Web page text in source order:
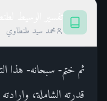
محمد سيد طنطاوي
ثم ختم- سبحانه- هذا
قدرته الشاملة،